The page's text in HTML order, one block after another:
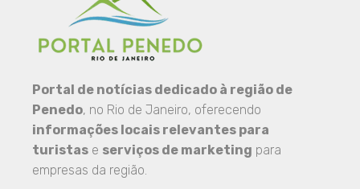
Portal de notícias dedicado à região de
Penedo, no Rio de Janeiro, oferecendo
informações locais relevantes para
turistas e serviços de marketing para
empresas da região.